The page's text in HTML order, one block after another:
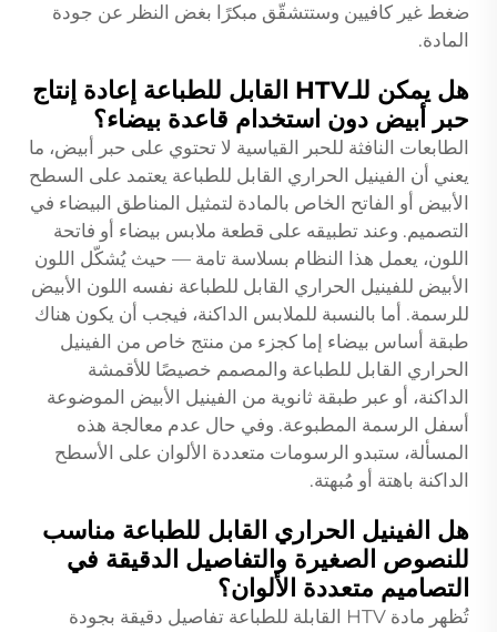
ضغط غير كافيين وستتشقّق مبكرًا بغض النظر عن جودة
المادة.
هل يمكن للـHTV القابل للطباعة إعادة إنتاج
حبر أبيض دون استخدام قاعدة بيضاء؟
الطابعات النافثة للحبر القياسية لا تحتوي على حبر أبيض، ما
يعني أن الفينيل الحراري القابل للطباعة يعتمد على السطح
الأبيض أو الفاتح الخاص بالمادة لتمثيل المناطق البيضاء في
التصميم. وعند تطبيقه على قطعة ملابس بيضاء أو فاتحة
اللون، يعمل هذا النظام بسلاسة تامة — حيث يُشكّل اللون
الأبيض للفينيل الحراري القابل للطباعة نفسه اللون الأبيض
للرسمة. أما بالنسبة للملابس الداكنة، فيجب أن يكون هناك
طبقة أساس بيضاء إما كجزء من منتج خاص من الفينيل
الحراري القابل للطباعة والمصمم خصيصًا للأقمشة
الداكنة، أو عبر طبقة ثانوية من الفينيل الأبيض الموضوعة
أسفل الرسمة المطبوعة. وفي حال عدم معالجة هذه
المسألة، ستبدو الرسومات متعددة الألوان على الأسطح
الداكنة باهتة أو مُبهتة.
هل الفينيل الحراري القابل للطباعة مناسب
للنصوص الصغيرة والتفاصيل الدقيقة في
التصاميم متعددة الألوان؟
تُظهر مادة HTV القابلة للطباعة تفاصيل دقيقة بجودة